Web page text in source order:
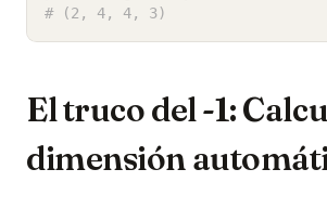
# (2, 4, 4, 3)
El truco del -1:
dimensión